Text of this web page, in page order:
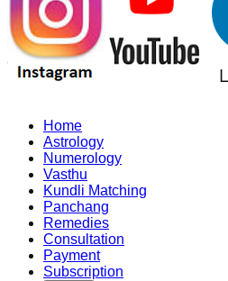
Home
Astrology
Numerology
Vasthu
Kundli Matching
Panchang
Remedies
Consultation
Payment
Subscription